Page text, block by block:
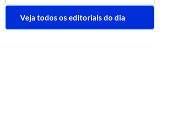
Veja todos os editoriais do dia